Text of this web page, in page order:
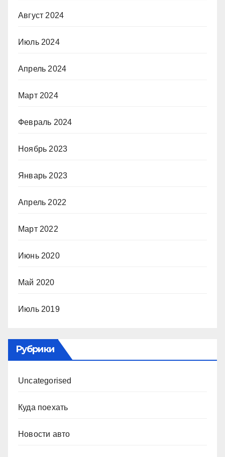
Август 2024
Июль 2024
Апрель 2024
Март 2024
Февраль 2024
Ноябрь 2023
Январь 2023
Апрель 2022
Март 2022
Июнь 2020
Май 2020
Июль 2019
Рубрики
Uncategorised
Куда поехать
Новости авто